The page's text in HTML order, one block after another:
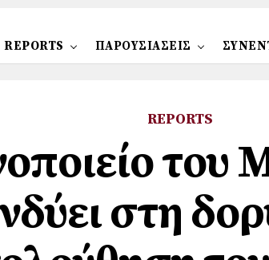
REPORTS ΠΑΡΟΥΣΙΑΣΕΙΣ
REPORTS
του
στη